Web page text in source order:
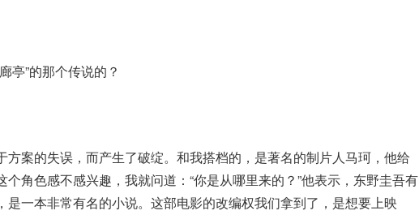
亭”的那个传说的？
方案的失误，而产生了破绽。和我搭档的，是著名的制片人马珂，他给
角色感不感兴趣，我就问道：“你是从哪里来的？”他表示，东野圭吾有
是一本非常有名的小说。这部电影的改编权我们拿到了，是想要上映